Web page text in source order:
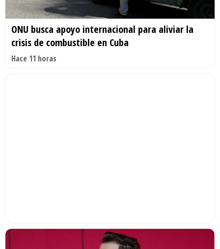
ONU busca apoyo internacional para aliviar la
crisis de combustible en Cuba
Hace 11 horas